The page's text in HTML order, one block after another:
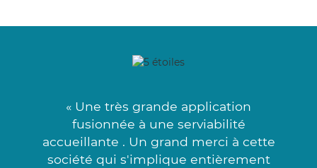
« Une très grande application
fusionnée à une serviabilité
accueillante . Un grand merci à cette
société qui s'implique entièrement